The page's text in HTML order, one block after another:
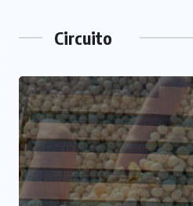
Circuito